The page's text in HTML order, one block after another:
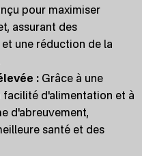
pour maximiser
assurant des
une réduction de la
: Grâce à une
d'alimentation et à
d'abreuvement,
santé et des